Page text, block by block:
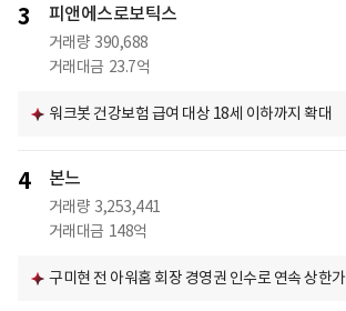
3 피앤에스로보틱스
거래량 390,688
거래대금 23.7억
워크봇 건강보험 급여 대상 18세 이하까지 확대
4 본느
거래량 3,253,441
거래대금 148억
구미현 전 아워홈 회장 경영권 인수로 연속 상한가